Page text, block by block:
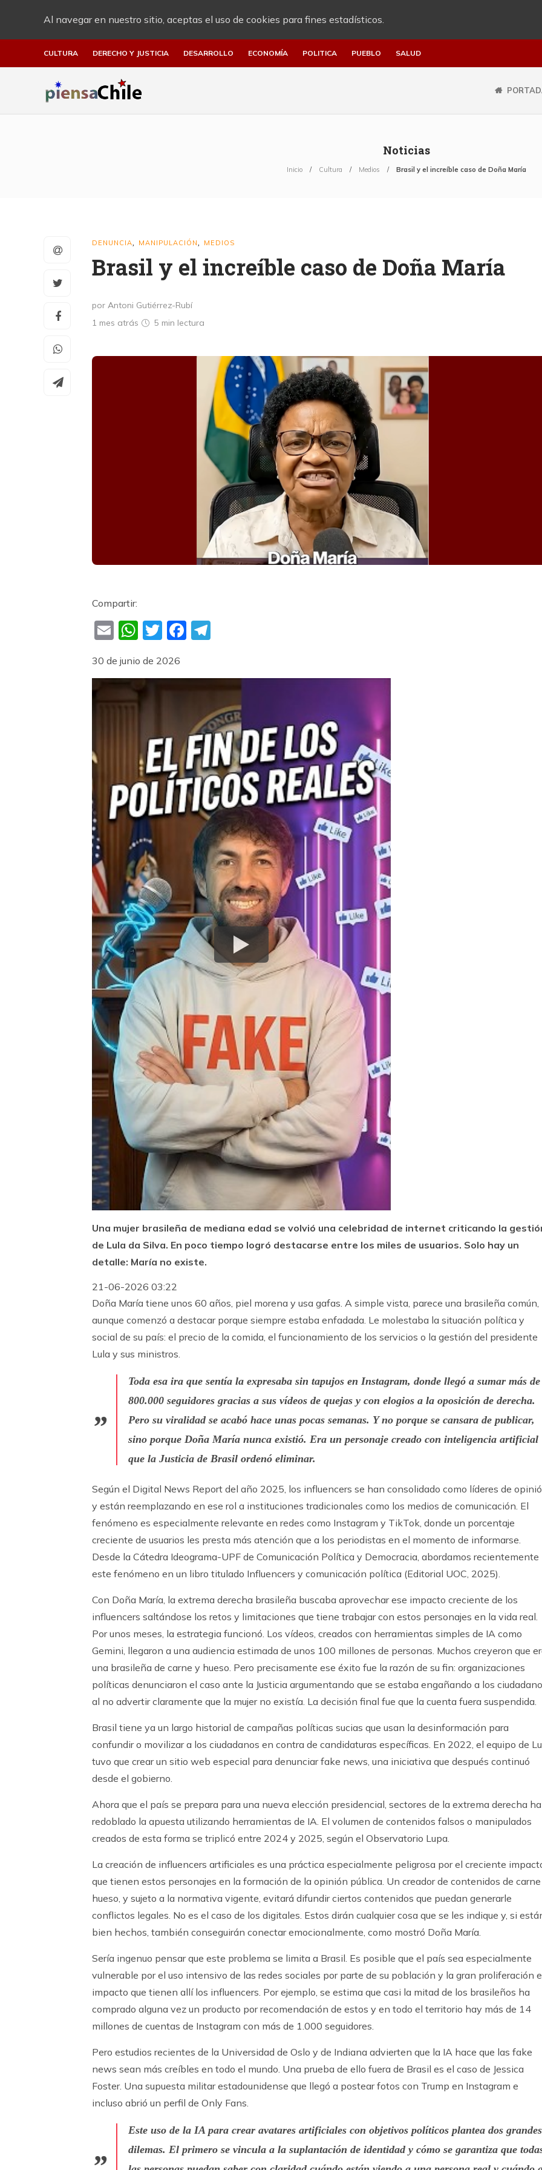
Al navegar en nuestro sitio, aceptas el uso de cookies para fines estadísticos.
CULTURA DERECHO Y JUSTICIA DESARROLLO ECONOMÍA POLITICA PUEBLO SALUD
Noticias
Inicio Cultura Medios Brasil y el increíble caso de Doña María
DENUNCIA MANIPULACIÓN MEDIOS
Brasil y el increíble caso de Doña María
por Antoni Gutiérrez-Rubí
1 mes atrás
5 min lectura
Compartir:
EmailWhatsApp
TwitterFacebook
30 de junio de 2026
Una mujer brasileña de mediana edad se volvió una celebridad de internet criticando la
de Lula da Silva. En poco tiempo logró destacarse entre los miles de usuarios. Solo hay un
detalle: María no existe.
21-06-2026 03:22
Doña María tiene unos 60 años, piel morena y usa gafas. A simple vista, parece una brasileña común,
aunque comenzó a destacar porque siempre estaba enfadada. Le molestaba la situación política y
social de su país: el precio de la comida, el funcionamiento de los servicios o la gestión del presidente
Lula y sus ministros.
Toda esa ira que sentía la expresaba sin tapujos en Instagram, donde llegó a sumar más de
800.000 seguidores gracias a sus vídeos de quejas y con elogios a la oposición de derecha.
Pero su viralidad se acabó hace unas pocas semanas. Y no porque se cansara de publicar,
sino porque Doña María nunca existió. Era un personaje creado con inteligencia artificial
que la Justicia de Brasil ordenó eliminar.
Según el Digital News Report del año 2025, los influencers se han consolidado como líderes de
y están reemplazando en ese rol a instituciones tradicionales como los medios de comunicación. El
fenómeno es especialmente relevante en redes como Instagram y TikTok, donde un porcentaje
creciente de usuarios les presta más atención que a los periodistas en el momento de informarse.
Desde la Cátedra Ideograma-UPF de Comunicación Política y Democracia, abordamos recientemente
este fenómeno en un libro titulado Influencers y comunicación política (Editorial UOC, 2025).
Con Doña María, la extrema derecha brasileña buscaba aprovechar ese impacto creciente de los
influencers saltándose los retos y limitaciones que tiene trabajar con estos personajes en la vida real.
Por unos meses, la estrategia funcionó. Los vídeos, creados con herramientas simples de IA como
Gemini, llegaron a una audiencia estimada de unos 100 millones de personas. Muchos creyeron que
una brasileña de carne y hueso. Pero precisamente ese éxito fue la razón de su fin: organizaciones
políticas denunciaron el caso ante la Justicia argumentando que se estaba engañando a los
al no advertir claramente que la mujer no existía. La decisión final fue que la cuenta fuera suspendida.
Brasil tiene ya un largo historial de campañas políticas sucias que usan la desinformación para
confundir o movilizar a los ciudadanos en contra de candidaturas específicas. En 2022, el equipo de
tuvo que crear un sitio web especial para denunciar fake news, una iniciativa que después continuó
desde el gobierno.
Ahora que el país se prepara para una nueva elección presidencial, sectores de la extrema derecha
redoblado la apuesta utilizando herramientas de IA. El volumen de contenidos falsos o manipulados
creados de esta forma se triplicó entre 2024 y 2025, según el Observatorio Lupa.
La creación de influencers artificiales es una práctica especialmente peligrosa por el creciente
que tienen estos personajes en la formación de la opinión pública. Un creador de contenidos de
hueso, y sujeto a la normativa vigente, evitará difundir ciertos contenidos que puedan generarle
conflictos legales. No es el caso de los digitales. Estos dirán cualquier cosa que se les indique y, si
bien hechos, también conseguirán conectar emocionalmente, como mostró Doña María.
Sería ingenuo pensar que este problema se limita a Brasil. Es posible que el país sea especialmente
vulnerable por el uso intensivo de las redes sociales por parte de su población y la gran proliferación e
impacto que tienen allí los influencers. Por ejemplo, se estima que casi la mitad de los brasileños ha
comprado alguna vez un producto por recomendación de estos y en todo el territorio hay más de 14
millones de cuentas de Instagram con más de 1.000 seguidores.
Pero estudios recientes de la Universidad de Oslo y de Indiana advierten que la IA hace que las fake
news sean más creíbles en todo el mundo. Una prueba de ello fuera de Brasil es el caso de Jessica
Foster. Una supuesta militar estadounidense que llegó a postear fotos con Trump en Instagram e
incluso abrió un perfil de Only Fans.
Este uso de la IA para crear avatares artificiales con objetivos políticos plantea dos grandes
dilemas. El primero se vincula a la suplantación de identidad y cómo se garantiza que